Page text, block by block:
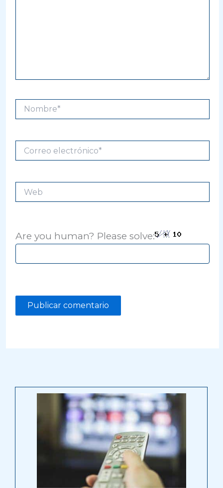
Nombre*
electrónico*
Are you human? Please solve: